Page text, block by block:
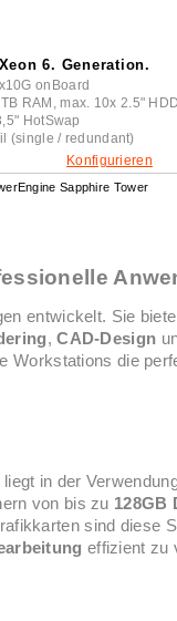
6. Generation.
onBoard
RAM, max. 10x 2.5" HDD
HotSwap
(single / redundant)
Konfigurieren
Sapphire Tower
entwickelt. Sie
,CAD-Design
Workstations die
liegt in der
von bis zu 128GB
sind diese
effizient zu